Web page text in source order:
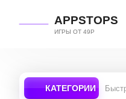
APPSTOPS
ИГРЫ ОТ 49Р
КАТЕГОРИИ